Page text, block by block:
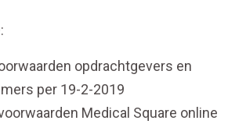
opdrachtgevers en
per 19-2-2019
Medical Square online